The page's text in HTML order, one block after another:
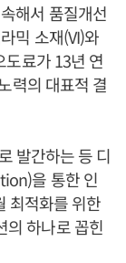
해서 품질개선
믹 소재(VI)와
도료가 13년 연
력의 대표적 결
발간하는 등 디
을 통한 인
최적화를 위한
의 하나로 꼽힌